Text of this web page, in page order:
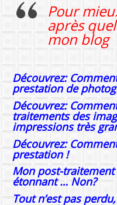
Pour
après
mon blog
Découvrez:
prestation de
Découvrez:
traitements des
impressions très
Découvrez:
prestation !
Mon post-traitement
étonnant … Non?
Tout n’est pas